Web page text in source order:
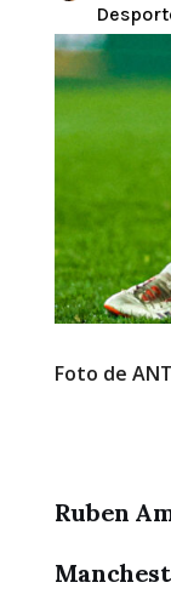
Foto de
Ruben